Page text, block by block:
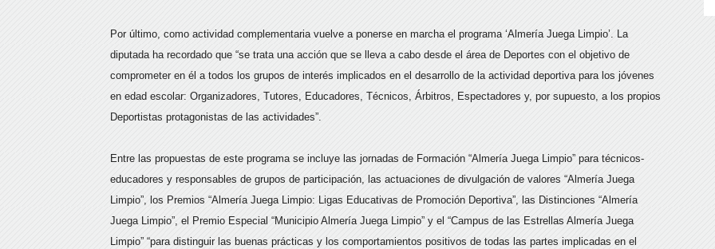
Por último, como actividad complementaria vuelve a ponerse en marcha el programa ‘Almería Juega Limpio’. La
diputada ha recordado que “se trata una acción que se lleva a cabo desde el área de Deportes con el objetivo de
comprometer en él a todos los grupos de interés implicados en el desarrollo de la actividad deportiva para los jóvenes
en edad escolar: Organizadores, Tutores, Educadores, Técnicos, Árbitros, Espectadores y, por supuesto, a los propios
Deportistas protagonistas de las actividades”.
Entre las propuestas de este programa se incluye las jornadas de Formación “Almería Juega Limpio” para técnicos-
educadores y responsables de grupos de participación, las actuaciones de divulgación de valores “Almería Juega
Limpio”, los Premios “Almería Juega Limpio: Ligas Educativas de Promoción Deportiva”, las Distinciones “Almería
Juega Limpio”, el Premio Especial “Municipio Almería Juega Limpio” y el “Campus de las Estrellas Almería Juega
Limpio” “para distinguir las buenas prácticas y los comportamientos positivos de todas las partes implicadas en el